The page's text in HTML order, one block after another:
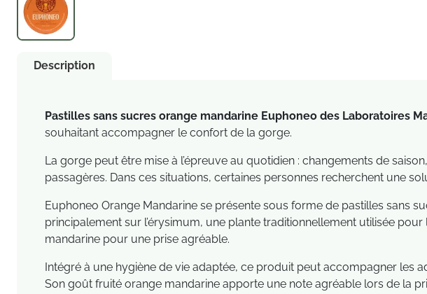
Description
Pastilles sans sucres orange mandarine Euphoneo des Laboratoires
souhaitant accompagner le confort de la gorge.
La gorge peut être mise à l’épreuve au quotidien : changements de
passagères. Dans ces situations, certaines personnes recherchent une
Euphoneo Orange Mandarine se présente sous forme de pastilles sans
principalement sur l’érysimum, une plante traditionnellement utilisée
mandarine pour une prise agréable.
Intégré à une hygiène de vie adaptée, ce produit peut accompagner
Son goût fruité orange mandarine apporte une note agréable lors de la